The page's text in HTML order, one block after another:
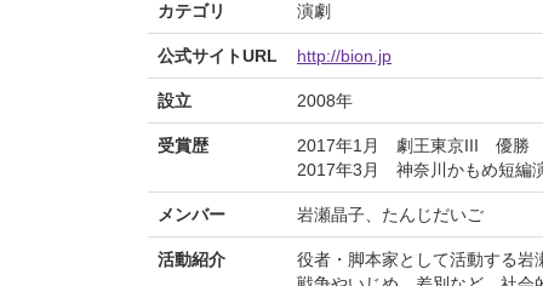
カテゴリ 演劇
公式サイトURL http://bion.jp
設立 2008年
受賞歴
2017年1月 劇王東京III 優勝
2017年3月 神奈川かもめ短
メンバー 岩瀬晶子、たんじだいご
活動紹介
役者・脚本家として活動する